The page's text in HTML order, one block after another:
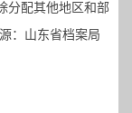
分配其他地区和部
：山东省档案局